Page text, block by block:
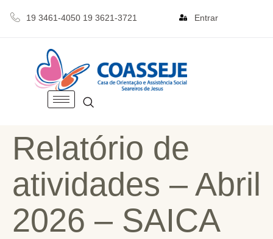
19 3461-4050 19 3621-3721 Entrar
Relatório de
atividades – Abril
2026 – SAICA